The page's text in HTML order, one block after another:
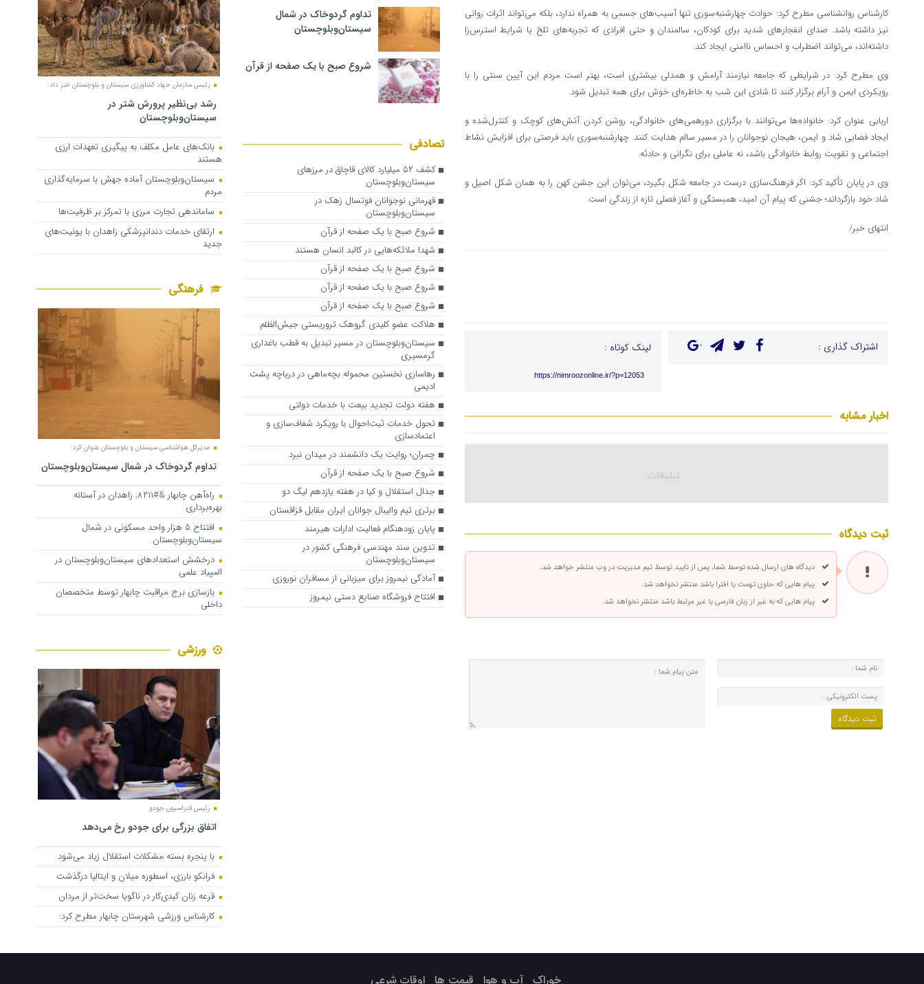
کارشناس روانشناسی مطرح کرد: حوادث چهارشنبه‌سوری تنها آسیب‌های جسمی به همراه ندارد، بلکه می‌تواند اثرات روانی
نیز داشته باشد. صدای انفجارهای شدید برای کودکان، سالمندان و حتی افرادی که تجربه‌های تلخ یا شرایط استرس‌زا
داشته‌اند، می‌تواند اضطراب و احساس ناامنی ایجاد کند.
وی مطرح کرد: در شرایطی که جامعه نیازمند آرامش و همدلی بیشتری است، بهتر است مردم این آیین سنتی را با
رویکردی ایمن و آرام برگزار کنند تا شادی این شب به خاطره‌ای خوش برای همه تبدیل شود.
اربابی عنوان کرد: خانواده‌ها می‌توانند با برگزاری دورهمی‌های خانوادگی، روشن کردن آتش‌های کوچک و کنترل‌شده و
ایجاد فضایی شاد و ایمن، هیجان نوجوانان را در مسیر سالم هدایت کنند. چهارشنبه‌سوری باید فرصتی برای افزایش نشاط
اجتماعی و تقویت روابط خانوادگی باشد، نه عاملی برای نگرانی و حادثه.
وی در پایان تأکید کرد: اگر فرهنگ‌سازی درست در جامعه شکل بگیرد، می‌توان این جشن کهن را به همان شکل اصیل و
شاد خود بازگرداند؛ جشنی که پیام آن امید، همبستگی و آغاز فصلی تازه از زندگی است.
انتهای خبر/
اشتراک گذاری : لینک کوتاه :
https://nimroozonline.ir/?p=12053
اخبار مشابه
ثبت دیدگاه
دیدگاه های ارسال شده توسط شما، پس از تایید توسط تیم مدیریت در وب منتشر خواهد شد.
پیام هایی که حاوی تهمت یا افترا باشد منتشر نخواهد شد.
پیام هایی که به غیر از زبان فارسی یا غیر مرتبط باشد منتشر نخواهد شد.
تداوم گردوخاک در شمال
سیستان‌وبلوچستان
شروع صبح با یک صفحه از قرآن
تصادفی
کشف ۵۲ میلیارد کالای قاچاق در مرزهای
سیستان‌وبلوچستان
قهرمانی نوجوانان فوتسال زهک در
سیستان‌وبلوچستان
شروع صبح با یک صفحه از قرآن
شهدا ملائکه‌هایی در کالبد انسان هستند
شروع صبح با یک صفحه از قرآن
شروع صبح با یک صفحه از قرآن
شروع صبح با یک صفحه از قرآن
هلاکت عضو کلیدی گروهک تروریستی جیش‌الظلم
سیستان‌وبلوچستان در مسیر تبدیل به قطب باغداری
گرمسیری
رهاسازی نخستین محموله بچه‌ماهی در دریاچه پشت
ادیمی
هفته دولت تجدید بیعت با خدمات دولتی
تحول خدمات ثبت‌احوال با رویکرد شفاف‌سازی و
اعتمادسازی
چمران؛ روایت یک دانشمند در میدان نبرد
شروع صبح با یک صفحه از قرآن
جدال استقلال و کیا در هفته یازدهم لیگ دو
برتری تیم والیبال جوانان ایران مقابل قزاقستان
پایان زودهنگام فعالیت ادارات هیرمند
تدوین سند مهندسی فرهنگی کشور در
سیستان‌وبلوچستان
آمادگی نیمروز برای میزبانی از مسافران نوروزی
افتتاح فروشگاه صنایع دستی نیمروز
رئیس سازمان جهاد کشاورزی سیستان و بلوچستان خبر داد:
رشد بی‌نظیر پرورش شتر در
سیستان‌وبلوچستان
بانک‌های عامل مکلف به پیگیری تعهدات ارزی
هستند
سیستان‌وبلوچستان آماده جهش با سرمایه‌گذاری
مردم
ساماندهی تجارت مرزی با تمرکز بر ظرفیت‌ها
ارتقای خدمات دندانپزشکی زاهدان با یونیت‌های
جدید
فرهنگی
مدیرکل هواشناسی سیستان و بلوچستان عنوان کرد:
تداوم گردوخاک در شمال سیستان‌وبلوچستان
راه‌آهن چابهار &#۸۲۱۱; زاهدان در آستانه
بهره‌برداری
افتتاح ۵ هزار واحد مسکونی در شمال
سیستان‌وبلوچستان
درخشش استعدادهای سیستان‌وبلوچستان در
المپیاد علمی
بازسازی برج مراقبت چابهار توسط متخصصان
داخلی
ورزشی
رئیس فدراسیون جودو
اتفاق بزرگی برای جودو رخ می‌دهد
با پنجره بسته مشکلات استقلال زیاد می‌شود
فرانکو بارزی، اسطوره میلان و ایتالیا درگذشت
قرعه زنان کبدی‌کار در ناگویا سخت‌تر از مردان
کارشناس ورزشی شهرستان چابهار مطرح کرد:
خوراک آب و هوا قیمت ها اوقات شرعی